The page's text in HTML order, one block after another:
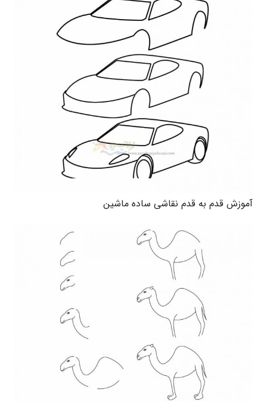
آموزش قدم به قدم نقاشی ساده ماشین